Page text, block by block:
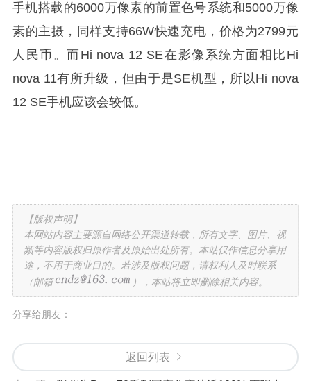
手机搭载的6000万像素的前置色号系统和5000万像
素的主摄，同样支持66W快速充电，价格为2799元
人民币。而Hi nova 12 SE在影像系统方面相比Hi
nova 11有所升级，但由于是SE机型，所以Hi nova
12 SE手机应该会较低。
【版权声明】
本网站内容主要源自网络公开渠道转载，所有文字、图片、视
频等内容版权归原作者及原始出处所有。本站仅作信息分享用
途，不用于商业目的。若涉及版权问题，请权利人及时联系
（邮箱
），本站将立即删除相关内容。
分享给朋友：
返回列表